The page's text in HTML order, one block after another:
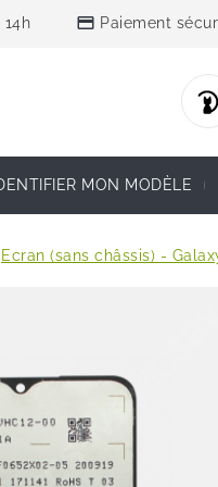
credit_card Paiement
MON MODÈLE
Ecran (sans châssis) -